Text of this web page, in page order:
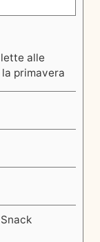
alle
primavera